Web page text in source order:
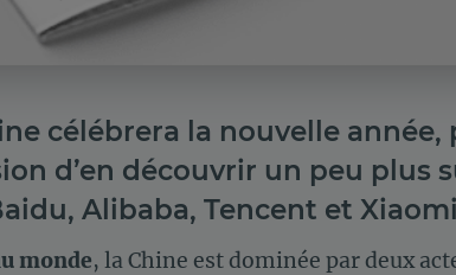
célébrera la nouvelle année,
d’en découvrir un peu plus
Alibaba, Tencent et
monde, la Chine est dominée par deux